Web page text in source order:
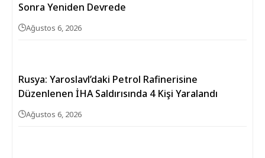
Sonra Yeniden Devrede
Ağustos 6, 2026
Rusya: Yaroslavl’daki Petrol Rafinerisine
Düzenlenen İHA Saldırısında 4 Kişi Yaralandı
Ağustos 6, 2026